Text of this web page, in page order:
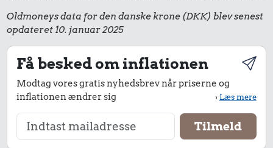
Oldmoneys data for den danske krone (DKK) blev senest
opdateret 10. januar 2025
Få besked om inflationen
Modtag vores gratis nyhedsbrev når priserne og
inflationen ændrer sig
›Læs mere